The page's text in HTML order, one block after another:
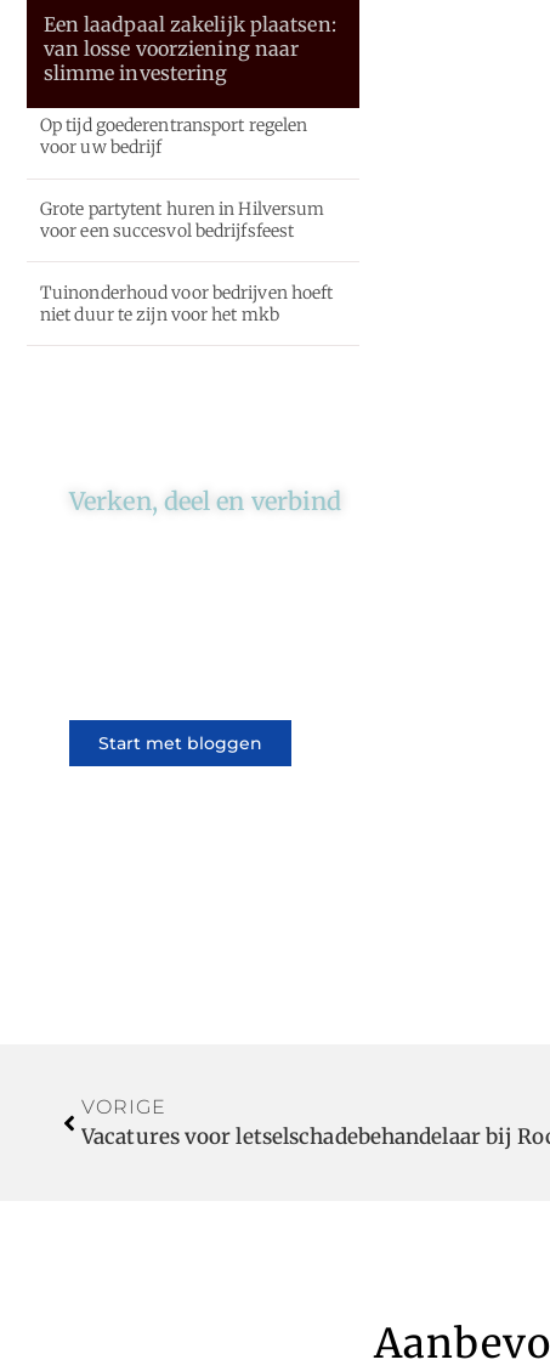
Een laadpaal zakelijk plaatsen:
van losse voorziening naar
slimme investering
Op tijd goederentransport regelen
voor uw bedrijf
Grote partytent huren in Hilversum
voor een succesvol bedrijfsfeest
Tuinonderhoud voor bedrijven hoeft
niet duur te zijn voor het mkb
Verken, deel en verbind
Start met bloggen
VORIGE
Vacatures voor letselschadebehandelaar bij